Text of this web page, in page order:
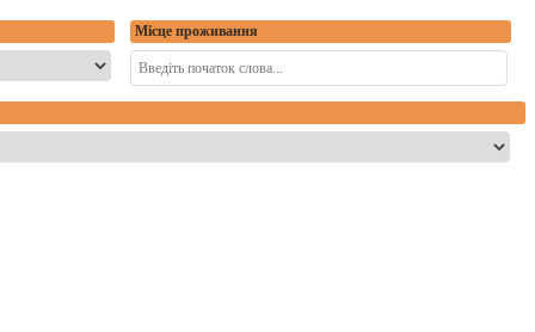
Місце проживання